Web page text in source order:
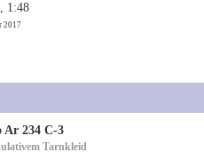
1:48
2017
Ar 234 C-3
Tarnkleid